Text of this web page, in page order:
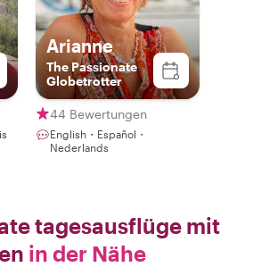
Arianne
The Passionate
Globetrotter
44 Bewertungen
English・Español・
Nederlands
tagesausflüge mit
in der Nähe